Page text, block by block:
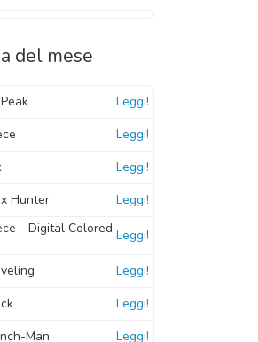
del mese
Leggi!
Leggi!
Leggi!
Hunter Leggi!
- Digital Colored Leggi!
Leggi!
Leggi!
Man Leggi!